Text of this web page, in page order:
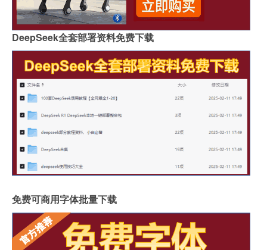
DeepSeek全套部署资料免费下载
免费可商用字体批量下载